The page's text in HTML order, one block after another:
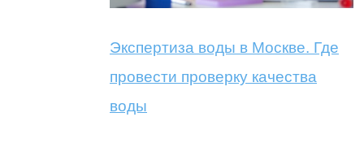
Экспертиза воды в Москве. Где
провести проверку качества
воды